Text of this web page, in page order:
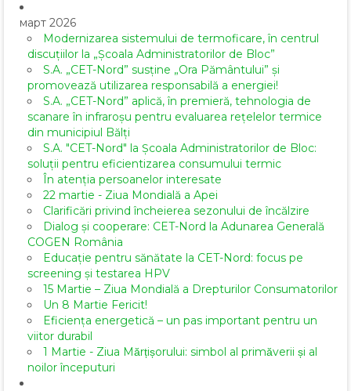
март 2026
Modernizarea sistemului de termoficare, în centrul
discuțiilor la „Școala Administratorilor de Bloc”
S.A. „CET-Nord” susține „Ora Pământului” și
promovează utilizarea responsabilă a energiei!
S.A. „CET-Nord” aplică, în premieră, tehnologia de
scanare în infraroșu pentru evaluarea rețelelor termice
din municipiul Bălți
S.A. "CET-Nord" la Școala Administratorilor de Bloc:
soluții pentru eficientizarea consumului termic
În atenția persoanelor interesate
22 martie - Ziua Mondială a Apei
Clarificări privind încheierea sezonului de încălzire
Dialog și cooperare: CET-Nord la Adunarea Generală
COGEN România
Educație pentru sănătate la CET-Nord: focus pe
screening și testarea HPV
15 Martie – Ziua Mondială a Drepturilor Consumatorilor
Un 8 Martie Fericit!
Eficiența energetică – un pas important pentru un
viitor durabil
1 Martie - Ziua Mărțișorului: simbol al primăverii și al
noilor începuturi